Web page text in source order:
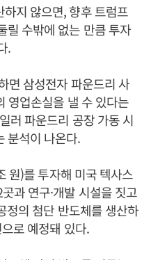
지 않으면, 향후 트럼프
릴 수밖에 없는 만큼 투자
.
면 삼성전자 파운드리 사
영업손실을 낼 수 있다는
러 파운드리 공장 가동 시
분석이 나온다.
원)를 투자해 미국 텍사스
과 연구·개발 시설을 짓고
정의 첨단 반도체를 생산하
로 예정돼 있다.